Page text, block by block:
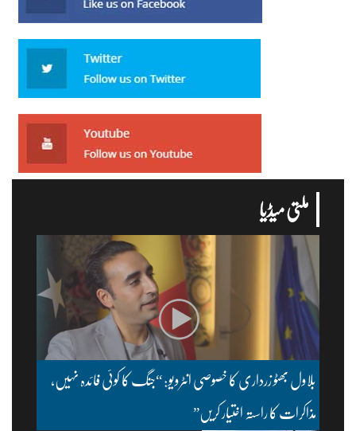
ملتی میڈیا
بلاول بھٹو زرداری کا خصوصی انٹرویو: “جنگ کا کوئی فائدہ نہیں،
مذاکرات کا راستہ اختیار کریں”